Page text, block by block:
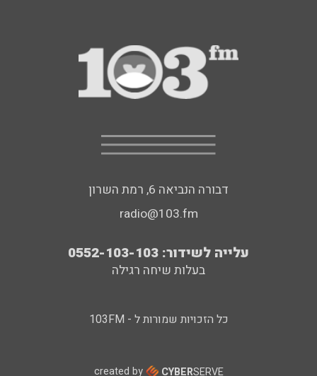
דבורה הנביאה 6, רמת השרון
radio@103.fm
עלייה לשידור: 0552-103-103
בעלות שיחה רגילה
כל הזכויות שמורות ל - 103FM
created by CYBERSERVE